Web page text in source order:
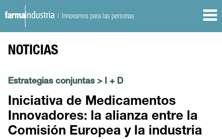
| Innovamos para las personas
NOTICIAS
Estrategias conjuntas> I + D
Iniciativa de Medicamentos
Innovadores: la alianza entre la
Comisión Europea y la industria